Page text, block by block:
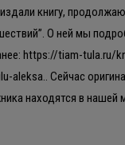
книгу,
О ней мы
https://tiam-tula.ru/
aleksa.. Сейчас
находятся в нашей